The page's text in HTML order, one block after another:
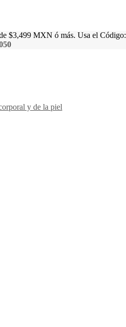
$3,499 MXN ó más. Usa el Código: